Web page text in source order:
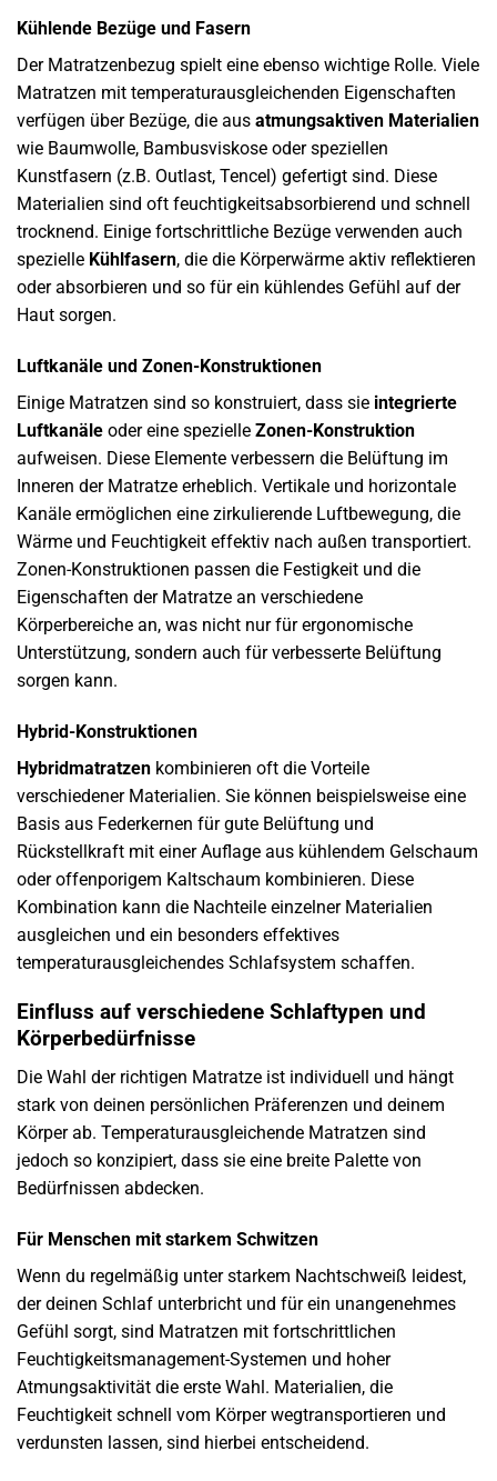
Kühlende Bezüge und Fasern
Der Matratzenbezug spielt eine ebenso wichtige Rolle. Viele
Matratzen mit temperaturausgleichenden Eigenschaften
verfügen über Bezüge, die aus atmungsaktiven Materialien
wie Baumwolle, Bambusviskose oder speziellen
Kunstfasern (z.B. Outlast, Tencel) gefertigt sind. Diese
Materialien sind oft feuchtigkeitsabsorbierend und schnell
trocknend. Einige fortschrittliche Bezüge verwenden auch
spezielle Kühlfasern, die die Körperwärme aktiv reflektieren
oder absorbieren und so für ein kühlendes Gefühl auf der
Haut sorgen.
Luftkanäle und Zonen-Konstruktionen
Einige Matratzen sind so konstruiert, dass sie integrierte
Luftkanäle oder eine spezielle Zonen-Konstruktion
aufweisen. Diese Elemente verbessern die Belüftung im
Inneren der Matratze erheblich. Vertikale und horizontale
Kanäle ermöglichen eine zirkulierende Luftbewegung, die
Wärme und Feuchtigkeit effektiv nach außen transportiert.
Zonen-Konstruktionen passen die Festigkeit und die
Eigenschaften der Matratze an verschiedene
Körperbereiche an, was nicht nur für ergonomische
Unterstützung, sondern auch für verbesserte Belüftung
sorgen kann.
Hybrid-Konstruktionen
Hybridmatratzen kombinieren oft die Vorteile
verschiedener Materialien. Sie können beispielsweise eine
Basis aus Federkernen für gute Belüftung und
Rückstellkraft mit einer Auflage aus kühlendem Gelschaum
oder offenporigem Kaltschaum kombinieren. Diese
Kombination kann die Nachteile einzelner Materialien
ausgleichen und ein besonders effektives
temperaturausgleichendes Schlafsystem schaffen.
Einfluss auf verschiedene Schlaftypen und
Körperbedürfnisse
Die Wahl der richtigen Matratze ist individuell und hängt
stark von deinen persönlichen Präferenzen und deinem
Körper ab. Temperaturausgleichende Matratzen sind
jedoch so konzipiert, dass sie eine breite Palette von
Bedürfnissen abdecken.
Für Menschen mit starkem Schwitzen
Wenn du regelmäßig unter starkem Nachtschweiß leidest,
der deinen Schlaf unterbricht und für ein unangenehmes
Gefühl sorgt, sind Matratzen mit fortschrittlichen
Feuchtigkeitsmanagement-Systemen und hoher
Atmungsaktivität die erste Wahl. Materialien, die
Feuchtigkeit schnell vom Körper wegtransportieren und
verdunsten lassen, sind hierbei entscheidend.